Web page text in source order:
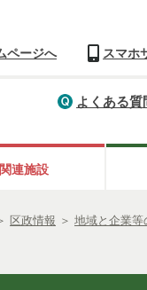
ページへ スマホ
よくある質
連施設
区政情報 ＞ 地域と企業等